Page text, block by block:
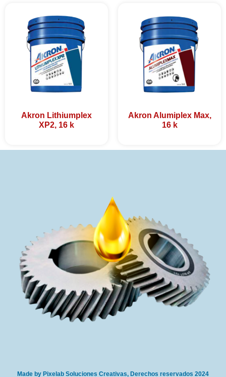
Akron Lithiumplex
XP2, 16 k
Akron Alumiplex Max,
16 k
Made by Pixelab Soluciones Creativas, Derechos reservados 2024